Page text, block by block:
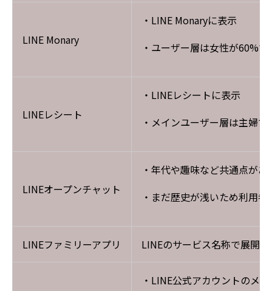
LINE Monary
・LINE Monaryに表示
・ユーザー層は女性が60%
LINEレシート
・LINEレシートに表示
・メインユーザー層は主婦
LINEオープンチャット
・年代や趣味など共通点が
・まだ歴史が浅いため利用者
LINEファミリーアプリ LINEのサービス名称で展開
・LINE公式アカウントのメ